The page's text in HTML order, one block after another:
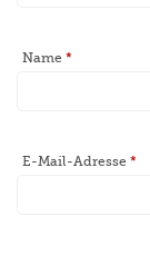
Name*
E-Mail-Adresse*